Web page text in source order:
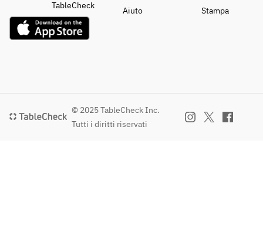
TableCheck
Aiuto
Stampa
© 2025 TableCheck Inc.
Tutti i diritti riservati